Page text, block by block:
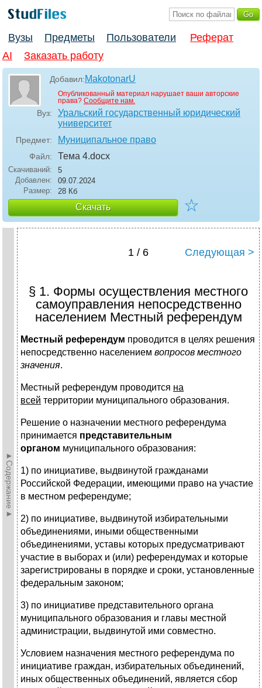
Вузы Предметы Пользователи
Реферат
AI
Заказать работу
Добавил:MakotonarU
Опубликованный материал нарушает ваши авторские
права? Сообщите нам.
Вуз:
Уральский государственный юридический
университет
Предмет: Муниципальное право
Файл: Тема 4.docx
Скачиваний:
5
Добавлен:
09.07.2024
Размер:
28 Кб
Скачать ☆
►Содержание►
1 / 6 Следующая >
§ 1. Формы осуществления местного
самоуправления непосредственно
населением Местный референдум
Местный референдум проводится в целях решения
непосредственно населением вопросов местного
значения.
Местный референдум проводится на
всей территории муниципального образования.
Решение о назначении местного референдума
принимается представительным
органом муниципального образования:
1) по инициативе, выдвинутой гражданами
Российской Федерации, имеющими право на участие
в местном референдуме;
2) по инициативе, выдвинутой избирательными
объединениями, иными общественными
объединениями, уставы которых предусматривают
участие в выборах и (или) референдумах и которые
зарегистрированы в порядке и сроки, установленные
федеральным законом;
3) по инициативе представительного органа
муниципального образования и главы местной
администрации, выдвинутой ими совместно.
Условием назначения местного референдума по
инициативе граждан, избирательных объединений,
иных общественных объединений, является сбор